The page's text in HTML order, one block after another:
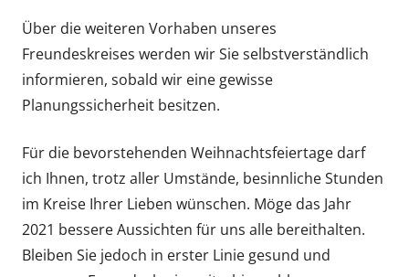
Über die weiteren Vorhaben unseres
Freundeskreises werden wir Sie selbstverständlich
informieren, sobald wir eine gewisse
Planungssicherheit besitzen.
Für die bevorstehenden Weihnachtsfeiertage darf
ich Ihnen, trotz aller Umstände, besinnliche Stunden
im Kreise Ihrer Lieben wünschen. Möge das Jahr
2021 bessere Aussichten für uns alle bereithalten.
Bleiben Sie jedoch in erster Linie gesund und